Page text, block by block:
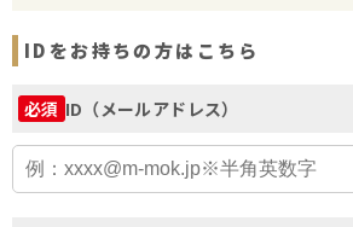
IDをお持ちの方はこちら
必須 ID（メールアドレス）